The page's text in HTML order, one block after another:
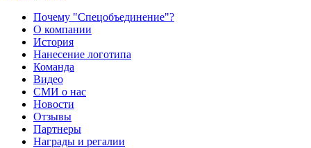
Почему "Спецобъединение"?
О компании
История
Нанесение логотипа
Команда
Видео
СМИ о нас
Новости
Отзывы
Партнеры
Награды и регалии